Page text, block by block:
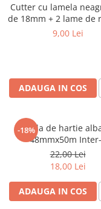
Perii sarma
Benzi adezive,
Benzi din aluminiu
Benzi duct tape
Benzi pentru avertizare
Benzi pentru zidarie
Burghie, dalti, spituri
Burghie pentru
Cutter cu lamela
de 18mm + 2 lame de
Faster Tools
9,00 Lei
ADAUGA IN COS
-18%
Banda de hartie
48mmx50m
22,00 Lei
18,00 Lei
ADAUGA IN COS